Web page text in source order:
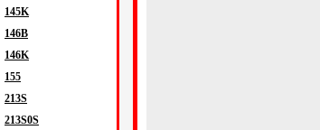
145K
146B
146K
155
213S
213S0S